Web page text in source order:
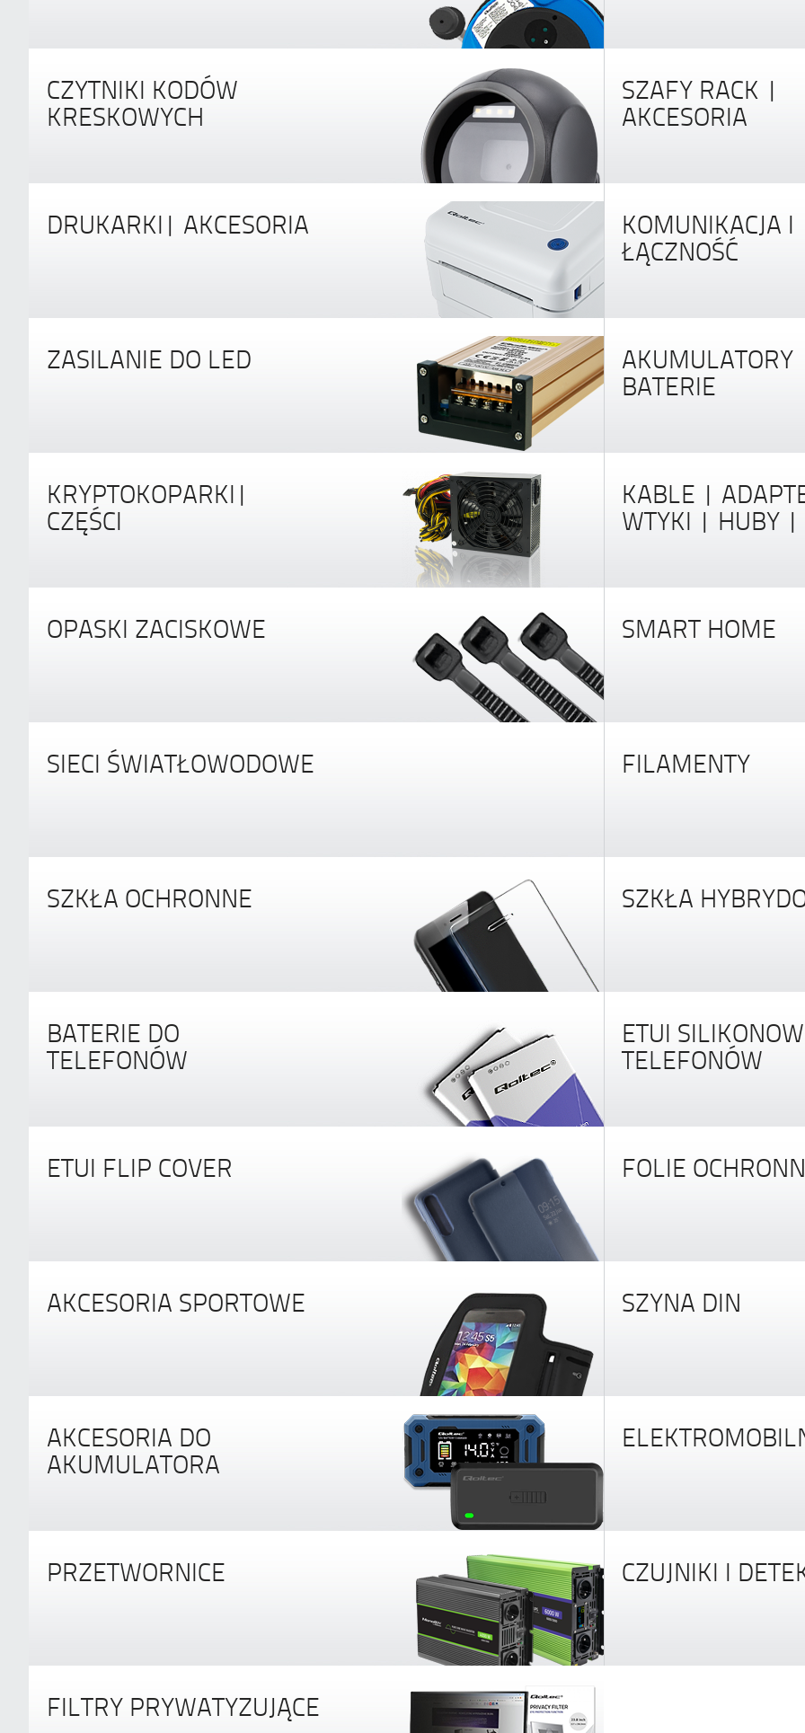
CZYTNIKI KODÓW
KRESKOWYCH
SZAFY RACK |
AKCESORIA
DRUKARKI| AKCESORIA KOMUNIKACJA I
ŁĄCZNOŚĆ
ZASILANIE DO LED
BATERIE
KRYPTOKOPARKI|
CZĘŚCI
KABLE |
WTYKI | HUBY |
OPASKI ZACISKOWE SMART HOME
SIECI ŚWIATŁOWODOWE FILAMENTY
SZKŁA OCHRONNE SZKŁA
BATERIE DO
TELEFONÓW
ETUI
TELEFONÓW
ETUI FLIP COVER FOLIE
AKCESORIA SPORTOWE SZYNA DIN
AKCESORIA DO
AKUMULATORA
PRZETWORNICE CZUJNIKI I
FILTRY PRYWATYZUJĄCE